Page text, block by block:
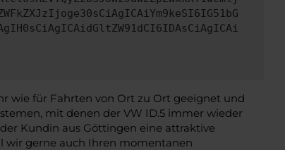
wie für Fahrten von Ort zu Ort geeignet und
mit denen der VW ID.5 immer wieder
Kundin aus Göttingen eine attraktive
wir gerne auch Ihren momentanen